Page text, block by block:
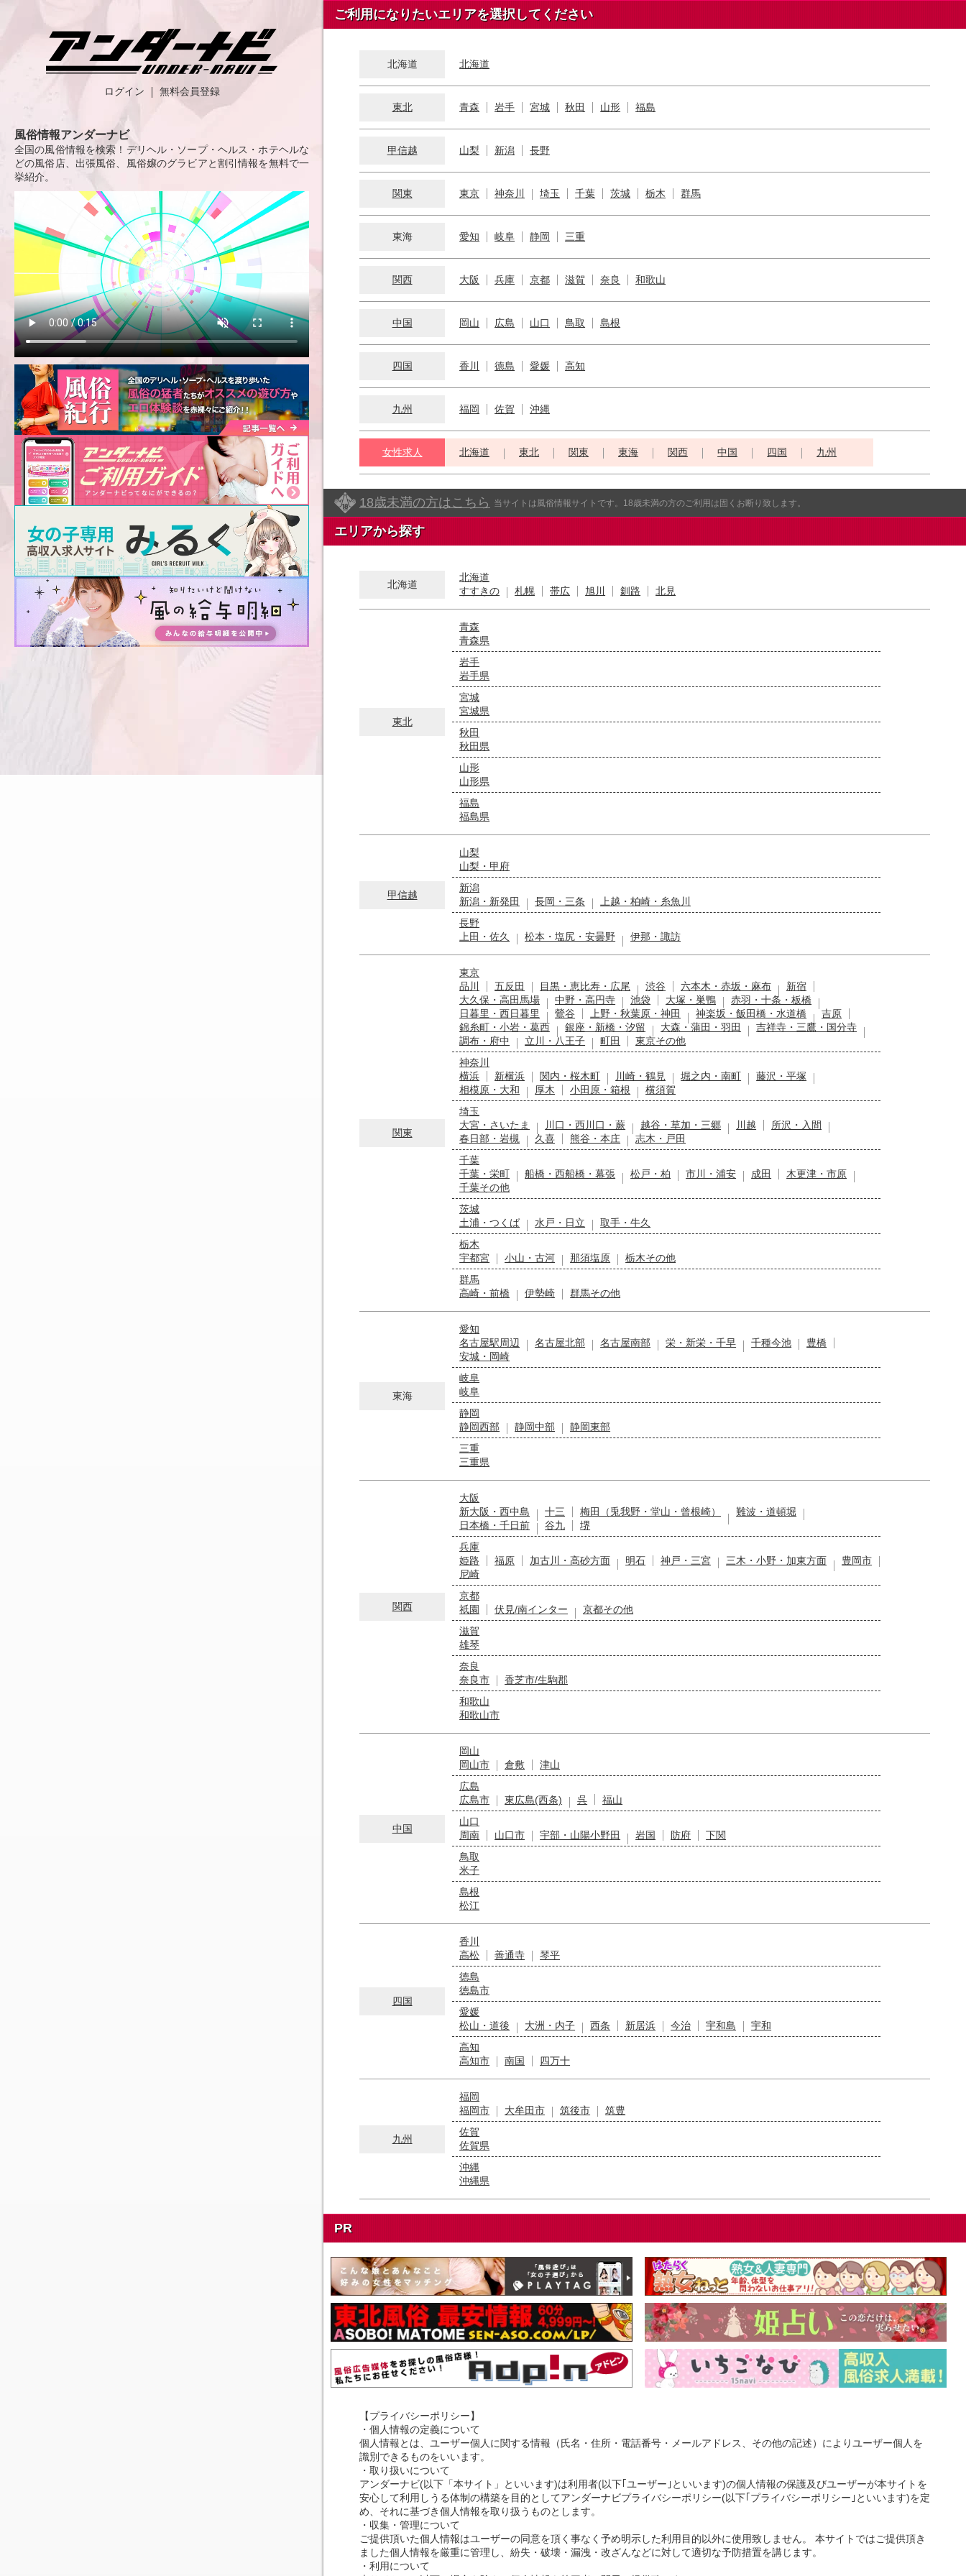
ログイン 無料会員登録
風俗情報アンダーナビ
全国の風俗情報を検索！デリヘル・ソープ・ヘルス・ホテヘルな
どの風俗店、出張風俗、風俗嬢のグラビアと割引情報を無料で一
挙紹介。
ご利用になりたいエリアを選択してください
北海道 北海道
東北 青森 岩手 宮城 秋田 山形 福島
甲信越 山梨 新潟 長野
関東 東京 神奈川 埼玉 千葉 茨城 栃木 群馬
東海 愛知 岐阜 静岡 三重
関西 大阪 兵庫 京都 滋賀 奈良 和歌山
中国 岡山 広島 山口 鳥取 島根
四国 香川 徳島 愛媛 高知
九州 福岡 佐賀 沖縄
女性求人 北海道 東北 関東 東海 関西 中国 四国 九州
18歳未満の方はこちら 当サイトは風俗情報サイトです。18歳未満の方のご利用は固くお断り致します。
エリアから探す
北海道
北海道
すすきの
札幌 帯広 旭川 釧路 北見
東北
青森
青森県
岩手
岩手県
宮城
宮城県
秋田
秋田県
山形
山形県
福島
福島県
甲信越
山梨
山梨・甲府
新潟
新潟・新発田
長岡・三条
上越・柏崎・糸魚川
長野
上田・佐久
松本・塩尻・安曇野 伊那・諏訪
関東
東京
品川
五反田 目黒・恵比寿・広尾 渋谷 六本木・赤坂・麻布
新宿
大久保・高田馬場
中野・高円寺 池袋 大塚・巣鴨
赤羽・十条・板橋
日暮里・西日暮里
鶯谷 上野・秋葉原・神田 神楽坂・飯田橋・水道橋
吉原
錦糸町・小岩・葛西
銀座・新橋・汐留 大森・蒲田・羽田
吉祥寺・三鷹・国分寺
調布・府中
立川・八王子 町田
東京その他
神奈川
横浜
新横浜 関内・桜木町 川崎・鶴見 堀之内・南町
藤沢・平塚
相模原・大和
厚木 小田原・箱根
横須賀
埼玉
大宮・さいたま
川口・西川口・蕨 越谷・草加・三郷 川越
所沢・入間
春日部・岩槻
久喜 熊谷・本庄
志木・戸田
千葉
千葉・栄町
船橋・西船橋・幕張 松戸・柏 市川・浦安 成田
木更津・市原
千葉その他
茨城
土浦・つくば
水戸・日立
取手・牛久
栃木
宇都宮
小山・古河 那須塩原
栃木その他
群馬
高崎・前橋
伊勢崎 群馬その他
東海
愛知
名古屋駅周辺
名古屋北部 名古屋南部 栄・新栄・千早 千種今池
豊橋
安城・岡崎
岐阜
岐阜
静岡
静岡西部
静岡中部
静岡東部
三重
三重県
関西
大阪
新大阪・西中島
十三 梅田（兎我野・堂山・曾根崎）
難波・道頓堀
日本橋・千日前
谷九
堺
兵庫
姫路
福原 加古川・高砂方面 明石 神戸・三宮 三木・小野・加東方面
豊岡市
尼崎
京都
祇園
伏見/南インター
京都その他
滋賀
雄琴
奈良
奈良市
香芝市/生駒郡
和歌山
和歌山市
中国
岡山
岡山市
倉敷
津山
広島
広島市
東広島(西条) 呉
福山
山口
周南
山口市 宇部・山陽小野田 岩国 防府
下関
鳥取
米子
島根
松江
四国
香川
高松
善通寺
琴平
徳島
徳島市
愛媛
松山・道後
大洲・内子 西条 新居浜 今治 宇和島
宇和
高知
高知市
南国 四万十
九州
福岡
福岡市
大牟田市 筑後市
筑豊
佐賀
佐賀県
沖縄
沖縄県
PR
【プライバシーポリシー】
・個人情報の定義について
個人情報とは、ユーザー個人に関する情報（氏名・住所・電話番号・メールアドレス、その他の記述）によりユーザー個人を
識別できるものをいいます。
・取り扱いについて
アンダーナビ(以下「本サイト」といいます)は利用者(以下｢ユーザー｣といいます)の個人情報の保護及びユーザーが本サイトを
安心して利用しうる体制の構築を目的としてアンダーナビプライバシーポリシー(以下｢プライバシーポリシー｣といいます)を定
め、それに基づき個人情報を取り扱うものとします。
・収集・管理について
ご提供頂いた個人情報はユーザーの同意を頂く事なく予め明示した利用目的以外に使用致しません。 本サイトではご提供頂き
ました個人情報を厳重に管理し、紛失・破壊・漏洩・改ざんなどに対して適切な予防措置を講じます。
・利用について